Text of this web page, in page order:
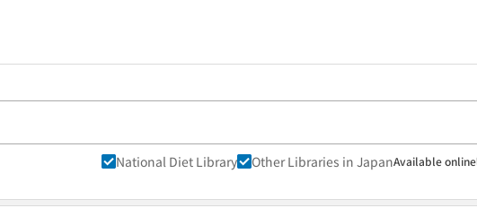
National Diet Library Other Libraries in JapanAvailable online